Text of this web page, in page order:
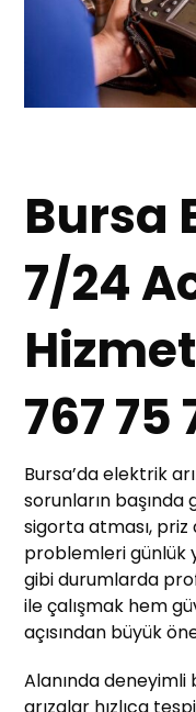
Bursa
7/24
767 75
Bursa’da elektrik
sorunların
sigorta atması, priz
problemleri günlük
gibi durumlarda
ile çalışmak hem
açısından büyük
Alanında deneyimli
arızalar hızlıca